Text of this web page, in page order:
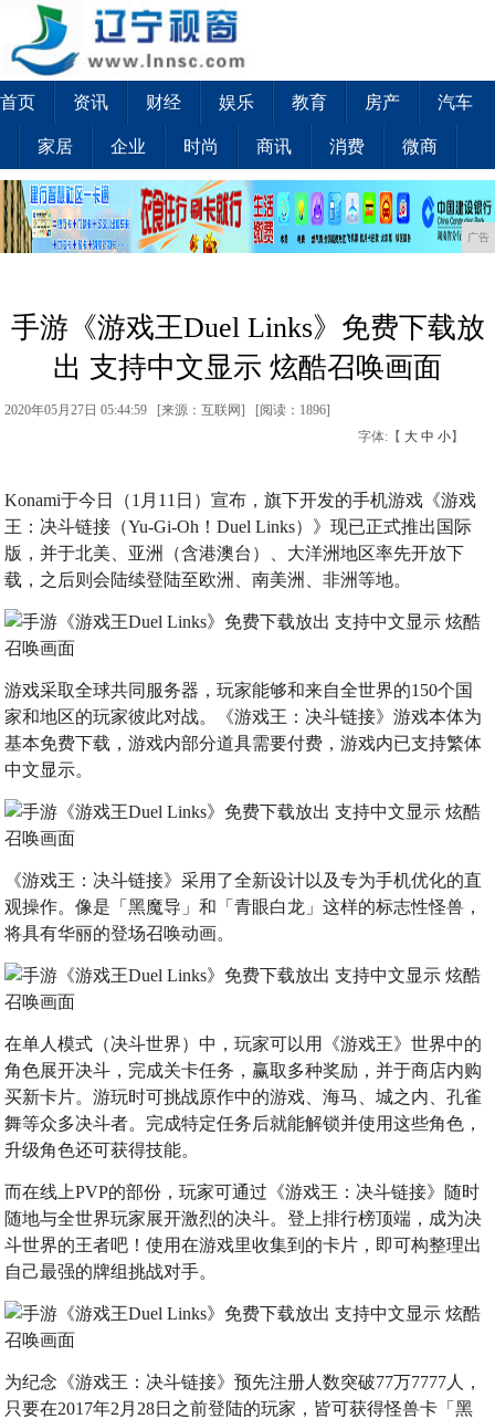
首页 资讯 财经 娱乐 教育 房产 汽车
家居 企业 时尚 商讯 消费 微商
广告
手游《游戏王Duel Links》免费下载放
出 支持中文显示 炫酷召唤画面
2020年05月27日 05:44:59 [来源：互联网] [阅读：1896]
字体:【 大 中 小】
Konami于今日（1月11日）宣布，旗下开发的手机游戏《游戏
王：决斗链接（Yu-Gi-Oh！Duel Links）》现已正式推出国际
版，并于北美、亚洲（含港澳台）、大洋洲地区率先开放下
载，之后则会陆续登陆至欧洲、南美洲、非洲等地。
游戏采取全球共同服务器，玩家能够和来自全世界的150个国
家和地区的玩家彼此对战。《游戏王：决斗链接》游戏本体为
基本免费下载，游戏内部分道具需要付费，游戏内已支持繁体
中文显示。
《游戏王：决斗链接》采用了全新设计以及专为手机优化的直
观操作。像是「黑魔导」和「青眼白龙」这样的标志性怪兽，
将具有华丽的登场召唤动画。
在单人模式（决斗世界）中，玩家可以用《游戏王》世界中的
角色展开决斗，完成关卡任务，赢取多种奖励，并于商店内购
买新卡片。游玩时可挑战原作中的游戏、海马、城之内、孔雀
舞等众多决斗者。完成特定任务后就能解锁并使用这些角色，
升级角色还可获得技能。
而在线上PVP的部份，玩家可通过《游戏王：决斗链接》随时
随地与全世界玩家展开激烈的决斗。登上排行榜顶端，成为决
斗世界的王者吧！使用在游戏里收集到的卡片，即可构整理出
自己最强的牌组挑战对手。
为纪念《游戏王：决斗链接》预先注册人数突破77万7777人，
只要在2017年2月28日之前登陆的玩家，皆可获得怪兽卡「黑